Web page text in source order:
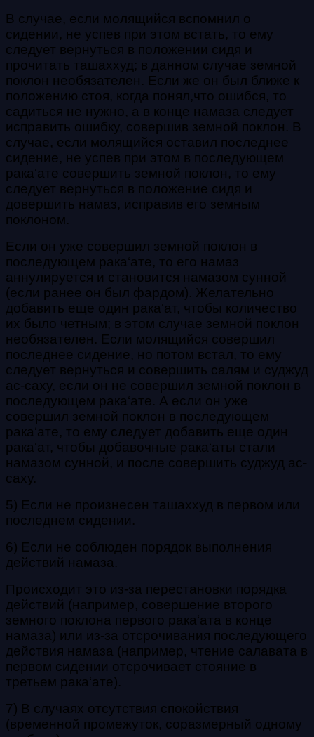
В случае, если молящийся вспомнил о
сидении, не успев при этом встать, то ему
следует вернуться в положении сидя и
прочитать ташаххуд; в данном случае земной
поклон необязателен. Если же он был ближе к
положению стоя, когда понял,что ошибся, то
садиться не нужно, а в конце намаза следует
исправить ошибку, совершив земной поклон. В
случае, если молящийся оставил последнее
сидение, не успев при этом в последующем
рака‘ате совершить земной поклон, то ему
следует вернуться в положение сидя и
довершить намаз, исправив его земным
поклоном.
Если он уже совершил земной поклон в
последующем рака‘ате, то его намаз
аннулируется и становится намазом сунной
(если ранее он был фардом). Желательно
добавить еще один рака‘ат, чтобы количество
их было четным; в этом случае земной поклон
необязателен. Если молящийся совершил
последнее сидение, но потом встал, то ему
следует вернуться и совершить салям и суджуд
ас-саху, если он не совершил земной поклон в
последующем рака‘ате. А если он уже
совершил земной поклон в последующем
рака‘ате, то ему следует добавить еще один
рака‘ат, чтобы добавочные рака‘аты стали
намазом сунной, и после совершить суджуд ас-
саху.
5) Если не произнесен ташаххуд в первом или
последнем сидении.
6) Если не соблюден порядок выполнения
действий намаза.
Происходит это из-за перестановки порядка
действий (например, совершение второго
земного поклона первого рака‘ата в конце
намаза) или из-за отсрочивания последующего
действия намаза (например, чтение салавата в
первом сидении отсрочивает стояние в
третьем рака‘ате).
7) В случаях отсутствия спокойствия
(временной промежуток, соразмерный одному